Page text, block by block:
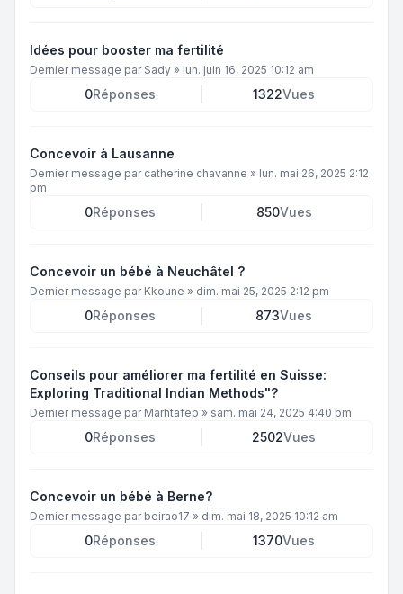
Idées pour booster ma fertilité
Dernier message par Sady » lun. juin 16, 2025 10:12 am
0Réponses 1322Vues
Concevoir à Lausanne
Dernier message par catherine chavanne » lun. mai 26, 2025 2:12
pm
0Réponses 850Vues
Concevoir un bébé à Neuchâtel ?
Dernier message par Kkoune » dim. mai 25, 2025 2:12 pm
0Réponses 873Vues
Conseils pour améliorer ma fertilité en Suisse:
Exploring Traditional Indian Methods"?
Dernier message par Marhtafep » sam. mai 24, 2025 4:40 pm
0Réponses 2502Vues
Concevoir un bébé à Berne?
Dernier message par beirao17 » dim. mai 18, 2025 10:12 am
0Réponses 1370Vues